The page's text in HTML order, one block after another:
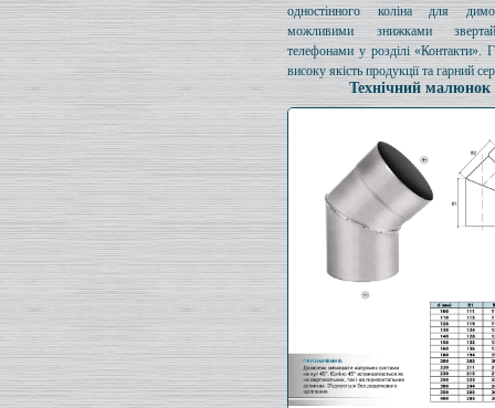
одностінного коліна для
можливими знижками
телефонами у розділі «Контакти».
високу якість продукції та гарний
Технічний малюнок